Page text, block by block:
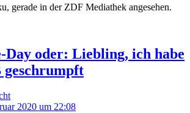
gerade in der ZDF Mediathek angesehen.
Day oder: Liebling, ich habe
geschrumpft
2020 um 22:08